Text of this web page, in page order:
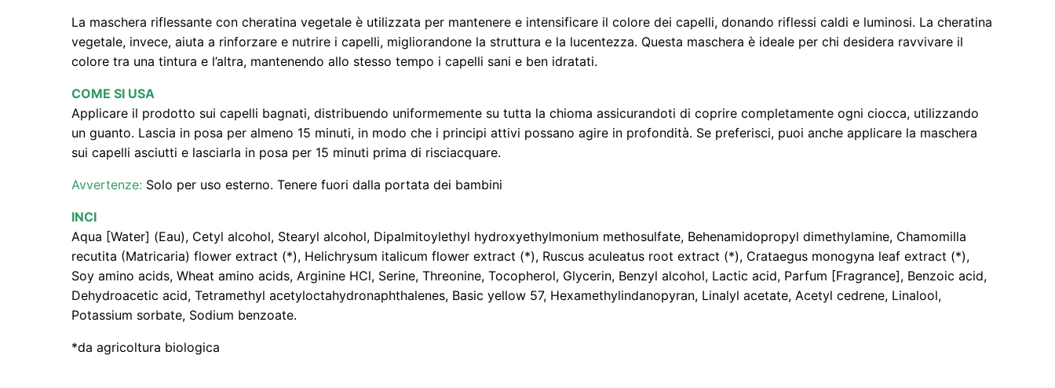
l
e
s
a
n
t
o
n
d
La maschera riflessante con cheratina vegetale è utilizzata per mantenere e intensificare il colore dei capelli, donando riflessi caldi e luminosi. La cheratina
vegetale, invece, aiuta a rinforzare e nutrire i capelli, migliorandone la struttura e la lucentezza. Questa maschera è ideale per chi desidera ravvivare il
colore tra una tintura e l’altra, mantenendo allo stesso tempo i capelli sani e ben idratati.
COME SI USA
Applicare il prodotto sui capelli bagnati, distribuendo uniformemente su tutta la chioma assicurandoti di coprire completamente ogni ciocca, utilizzando
un guanto. Lascia in posa per almeno 15 minuti, in modo che i principi attivi possano agire in profondità. Se preferisci, puoi anche applicare la maschera
sui capelli asciutti e lasciarla in posa per 15 minuti prima di risciacquare.
Avvertenze: Solo per uso esterno. Tenere fuori dalla portata dei bambini
INCI
Aqua [Water] (Eau), Cetyl alcohol, Stearyl alcohol, Dipalmitoylethyl hydroxyethylmonium methosulfate, Behenamidopropyl dimethylamine, Chamomilla
recutita (Matricaria) flower extract (*), Helichrysum italicum flower extract (*), Ruscus aculeatus root extract (*), Crataegus monogyna leaf extract (*),
Soy amino acids, Wheat amino acids, Arginine HCl, Serine, Threonine, Tocopherol, Glycerin, Benzyl alcohol, Lactic acid, Parfum [Fragrance], Benzoic acid,
Dehydroacetic acid, Tetramethyl acetyloctahydronaphthalenes, Basic yellow 57, Hexamethylindanopyran, Linalyl acetate, Acetyl cedrene, Linalool,
Potassium sorbate, Sodium benzoate.
*da agricoltura biologica